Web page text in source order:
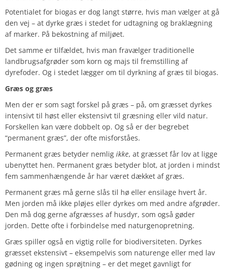
Potentialet for biogas er dog langt større, hvis man vælger at gå
den vej – at dyrke græs i stedet for udtagning og braklægning
af marker. På bekostning af miljøet.
Det samme er tilfældet, hvis man fravælger traditionelle
landbrugsafgrøder som korn og majs til fremstilling af
dyrefoder. Og i stedet lægger om til dyrkning af græs til biogas.
Græs og græs
Men der er som sagt forskel på græs – på, om græsset dyrkes
intensivt til høst eller ekstensivt til græsning eller vild natur.
Forskellen kan være dobbelt op. Og så er der begrebet
“permanent græs”, der ofte misforståes.
Permanent græs betyder nemlig ikke, at græsset får lov at ligge
ubenyttet hen. Permanent græs betyder blot, at jorden i mindst
fem sammenhængende år har været dækket af græs.
Permanent græs må gerne slås til hø eller ensilage hvert år.
Men jorden må ikke pløjes eller dyrkes om med andre afgrøder.
Den må dog gerne afgræsses af husdyr, som også gøder
jorden. Dette ofte i forbindelse med naturgenopretning.
Græs spiller også en vigtig rolle for biodiversiteten. Dyrkes
græsset ekstensivt – eksempelvis som naturenge eller med lav
gødning og ingen sprøjtning – er det meget gavnligt for